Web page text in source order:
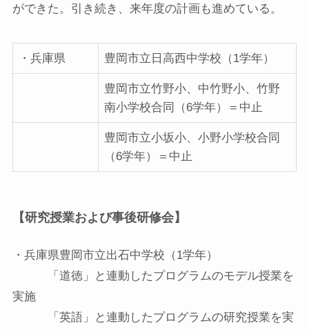
ができた。引き続き、来年度の計画も進めている。
・兵庫県 豊岡市立日高西中学校（1学年）
豊岡市立竹野小、中竹野小、竹野
南小学校合同（6学年）＝中止
豊岡市立小坂小、小野小学校合同
（6学年）＝中止
【研究授業および事後研修会】
・兵庫県豊岡市立出石中学校（1学年）
「道徳」と連動したプログラムのモデル授業を
実施
「英語」と連動したプログラムの研究授業を実